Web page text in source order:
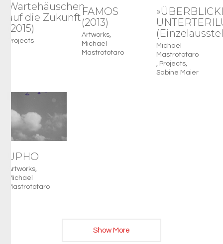
Wartehäuschen
auf die Zukunft
(2015)
Projects
FAMOS
(2013)
Artworks,
Michael
Mastrototaro
Michael
Mastrototaro
, Projects,
Sabine Maier
UPHO
Artworks,
Michael
Mastrototaro
Show More